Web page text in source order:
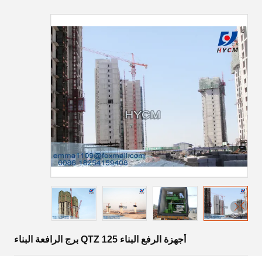
أجهزة الرفع البناء QTZ 125 برج الرافعة البناء